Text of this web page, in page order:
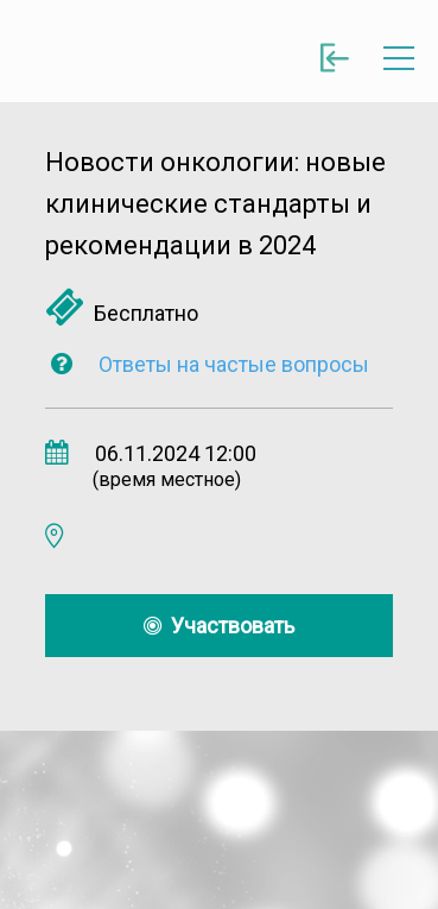
Новости онкологии: новые
клинические стандарты и
рекомендации в 2024
Бесплатно
Ответы на частые вопросы
06.11.2024 12:00
(время местное)
Участвовать